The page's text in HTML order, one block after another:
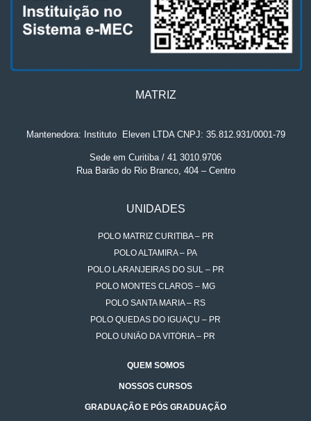
MATRIZ
Mantenedora: Instituto. Eleven LTDA CNPJ: 35.812.931/0001-79
Sede em Curitiba / 41 3010.9706
Rua Barão do Rio Branco, 404 – Centro
UNIDADES
POLO MATRIZ CURITIBA – PR
POLO ALTAMIRA – PA
POLO LARANJEIRAS DO SUL – PR
POLO MONTES CLAROS – MG
POLO SANTA MARIA – RS
POLO QUEDAS DO IGUAÇU – PR
POLO UNIÃO DA VITÓRIA – PR
QUEM SOMOS
NOSSOS CURSOS
GRADUAÇÃO E PÓS GRADUAÇÃO